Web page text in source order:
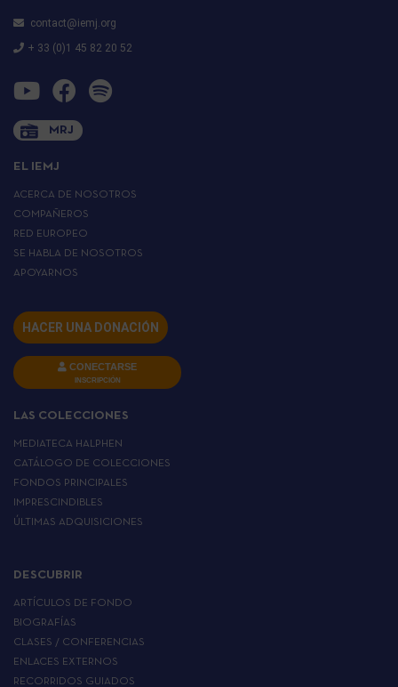
contact@iemj.org
+ 33 (0)1 45 82 20 52
MRJ
EL IEMJ
ACERCA DE NOSOTROS
COMPAÑEROS
RED EUROPEO
SE HABLA DE NOSOTROS
APOYARNOS
HACER UNA DONACIÓN
CONECTARSE
INSCRIPCIÓN
LAS COLECCIONES
MEDIATECA HALPHEN
CATÁLOGO DE COLECCIONES
FONDOS PRINCIPALES
IMPRESCINDIBLES
ÚLTIMAS ADQUISICIONES
DESCUBRIR
ARTÍCULOS DE FONDO
BIOGRAFÍAS
CLASES / CONFERENCIAS
ENLACES EXTERNOS
RECORRIDOS GUIADOS